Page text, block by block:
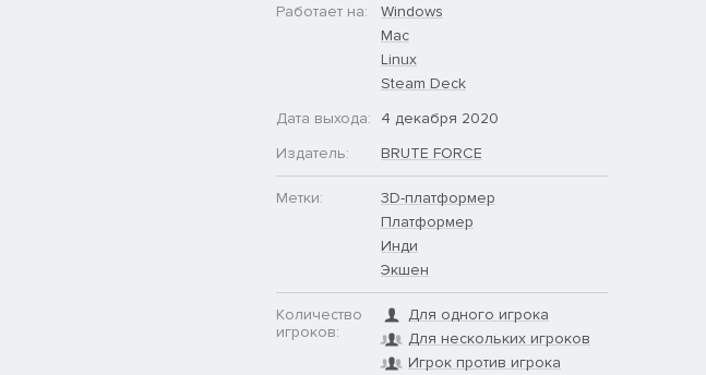
Работает на:
Windows
Mac
Linux
Steam Deck
Дата выхода:
4 декабря 2020
Издатель:
BRUTE FORCE
Метки:
3D-платформер
Платформер
Инди
Экшен
Количество
игроков:
Для одного игрока
Для нескольких игроков
Игрок против игрока